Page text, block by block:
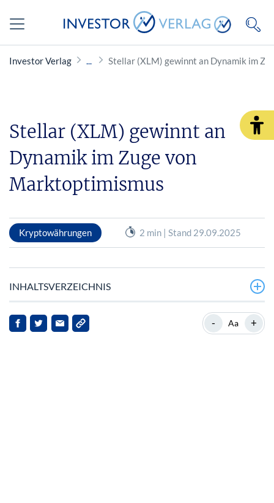
Investor Verlag Stellar (XLM) gewinnt an Dynamik im
Stellar (XLM) gewinnt an
Dynamik im Zuge von
Marktoptimismus
Kryptowährungen 2 min | Stand 29.09.2025
INHALTSVERZEICHNIS
Preisziele und Marktstimmung von Stellar
- Aa +